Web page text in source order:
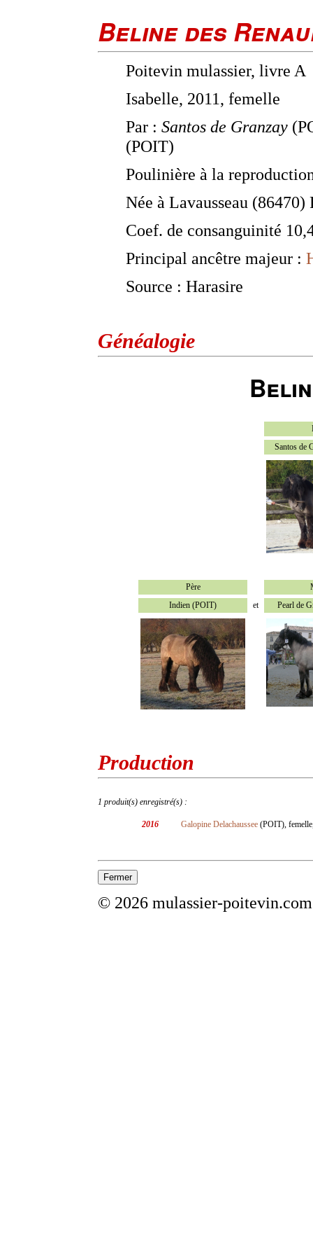
Beline des
Poitevin mulassier, livre A
Isabelle, 2011, femelle
Par : Santos de Granzay
(POIT)
Poulinière à la
Née à Lavausseau (86470)
Coef. de consanguinité
Principal ancêtre majeur :
Source : Harasire
Généalogie
Santos de
Père
Indien (POIT)
et Pearl de
Production
1 produit(s) enregistré(s) :
2016 Galopine Delachaussee (POIT),
© 2026 mulassier-